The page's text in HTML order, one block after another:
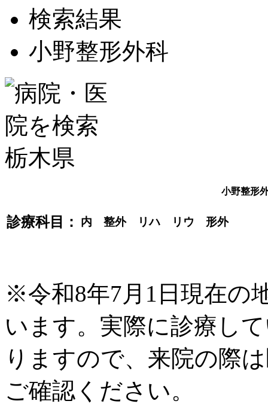
検索結果
小野整形外科
小野整形
診療科目： 内 整外 リハ リウ 形外
※令和8年7月1日現在の
います。実際に診療し
りますので、来院の際
ご確認ください。